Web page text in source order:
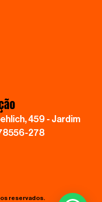
459 - Jardim
278
reservados.